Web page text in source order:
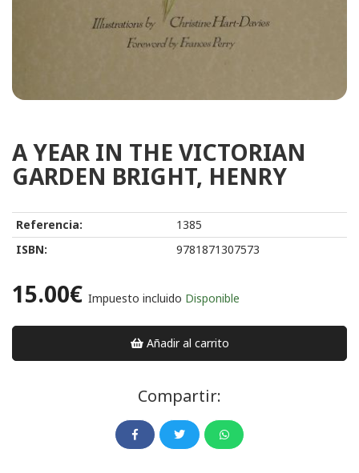
A YEAR IN THE VICTORIAN
GARDEN BRIGHT, HENRY
Referencia:
1385
ISBN:
9781871307573
15.00€ Impuesto incluido Disponible
Añadir al carrito
Compartir: